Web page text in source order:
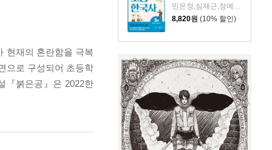
민은정,심재근,정예슬 글/방수아 그림
8,820원 (10% 할인)
현재의 혼란함을 극복
으로 구성되어 초등학
『붉은공』은 2022한